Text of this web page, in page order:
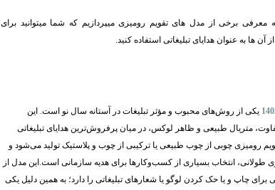
برخی از مدل های تقویم رومیزی میپردازیم که شما میتوانید برای
ها به عنوان هدایای تبلیغاتی استفاده کنید.
یکی از روش‌های محبوب و مؤثر تبلیغات در آستانه سال نو است. این
متریال طبیعی و ظاهر لوکس، در میان پرفروش‌ترین هدایای تبلیغاتی
رومیزی چوبی از چوب طبیعی یا ترکیبی از چوب و پلاستیک تولید می‌شود و
طولانی، انتخاب بسیاری از کسب‌وکارها برای هدیه سازمانی است.این مدل از
چاپ و یا حک کردن لوگو یا شعارهای تبلیغاتی را دارد؛ به همین دلیل یکی